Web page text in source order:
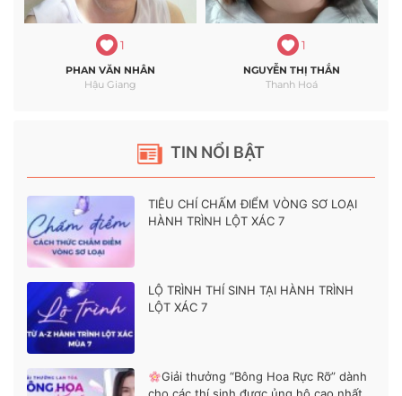
TIN NỔI BẬT
TIÊU CHÍ CHẤM ĐIỂM VÒNG SƠ LOẠI
HÀNH TRÌNH LỘT XÁC 7
LỘ TRÌNH THÍ SINH TẠI HÀNH TRÌNH
LỘT XÁC 7
Giải thưởng “Bông Hoa Rực Rỡ” dành
1
PHAN VĂN NHÂN
Hậu Giang
1
NGUYỄN THỊ THẮN
Thanh Hoá